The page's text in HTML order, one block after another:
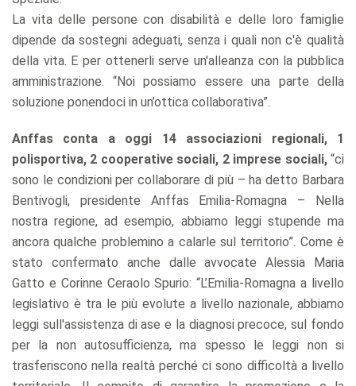
La vita delle persone con disabilità e delle loro famiglie
dipende da sostegni adeguati, senza i quali non c'è qualità
della vita. E per ottenerli serve un'alleanza con la pubblica
amministrazione. “Noi possiamo essere una parte della
soluzione ponendoci in un’ottica collaborativa”.
Anffas conta a oggi 14 associazioni regionali, 1
polisportiva, 2 cooperative sociali, 2 imprese sociali,“ci
sono le condizioni per collaborare di più – ha detto Barbara
Bentivogli, presidente Anffas Emilia-Romagna – Nella
nostra regione, ad esempio, abbiamo leggi stupende ma
ancora qualche problemino a calarle sul territorio”. Come è
stato confermato anche dalle avvocate Alessia Maria
Gatto e Corinne Ceraolo Spurio: “L’Emilia-Romagna a livello
legislativo è tra le più evolute a livello nazionale, abbiamo
leggi sull'assistenza di ase e la diagnosi precoce, sul fondo
per la non autosufficienza, ma spesso le leggi non si
trasferiscono nella realtà perché ci sono difficoltà a livello